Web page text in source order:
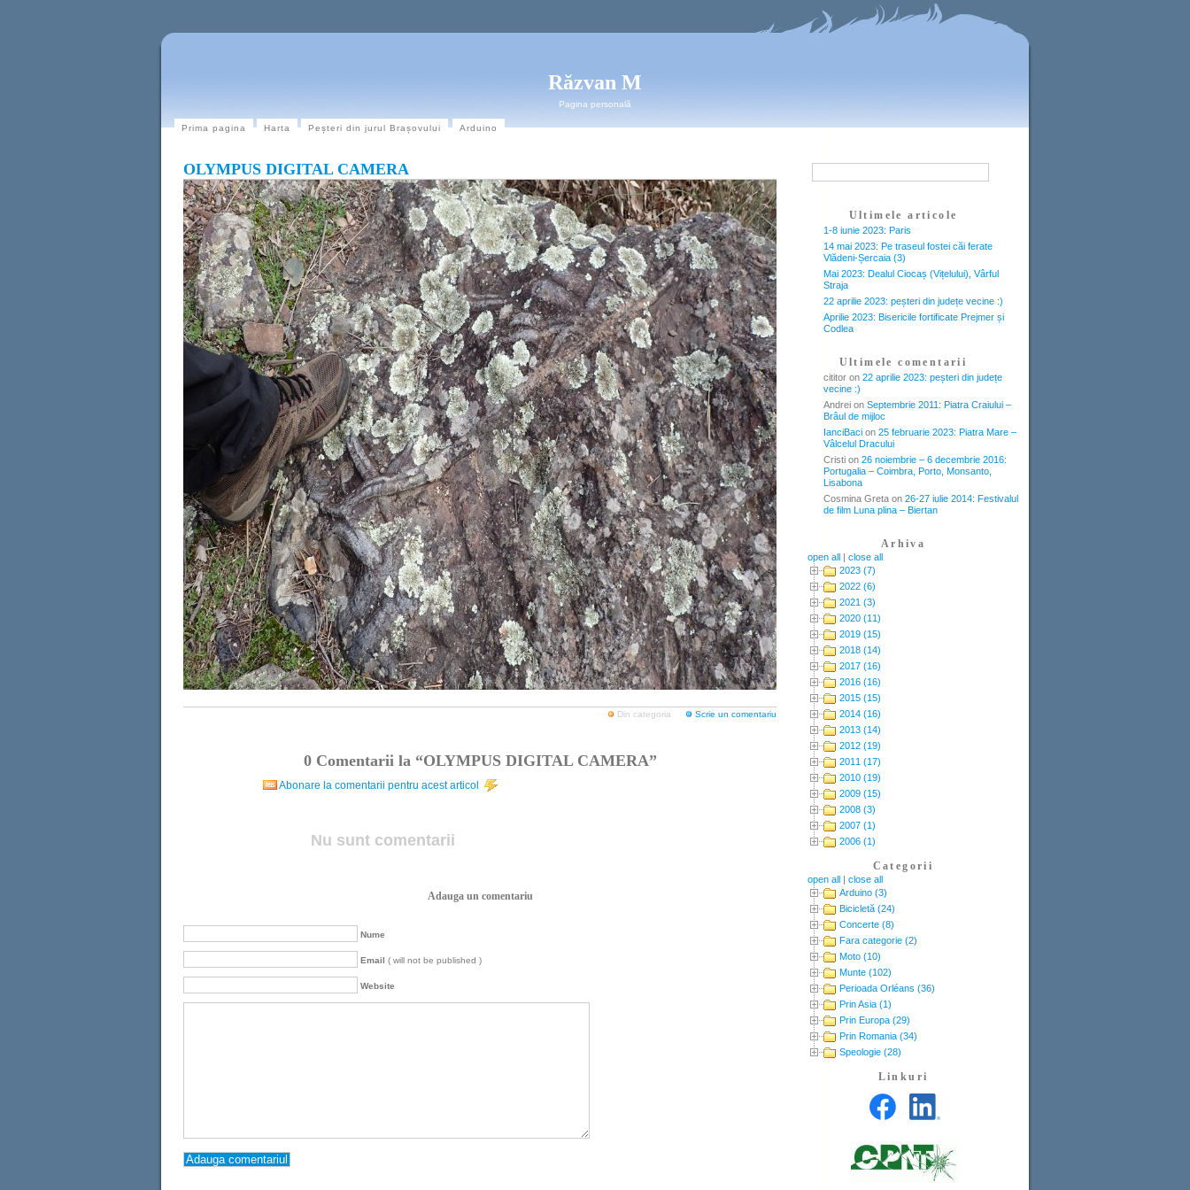
Răzvan M
Pagina personală
Prima pagina Harta Peșteri din jurul Brașovului Arduino
OLYMPUS DIGITAL CAMERA
Din categoria Scrie un comentariu
0Comentarii la “OLYMPUS DIGITAL CAMERA”
Abonare la comentarii pentru acest articol
Nu sunt comentarii
Adauga un comentariu
Nume
Email ( will not be published )
Website
Ultimele articole
1-8 iunie 2023: Paris
14 mai 2023: Pe traseul fostei căi ferate
Vlădeni-Șercaia (3)
Mai 2023: Dealul Ciocaș (Vițelului), Vârful
Straja
22 aprilie 2023: peșteri din județe vecine :)
Aprilie 2023: Bisericile fortificate Prejmer și
Codlea
Ultimele comentarii
cititor on 22 aprilie 2023: peșteri din județe
vecine :)
Andrei on Septembrie 2011: Piatra Craiului –
Brâul de mijloc
IanciBaci on 25 februarie 2023: Piatra Mare –
Vâlcelul Dracului
Cristi on 26 noiembrie – 6 decembrie 2016:
Portugalia – Coimbra, Porto, Monsanto,
Lisabona
Cosmina Greta on 26-27 iulie 2014: Festivalul
de film Luna plina – Biertan
Arhiva
open all | close all
2023 (7)
2022 (6)
2021 (3)
2020 (11)
2019 (15)
2018 (14)
2017 (16)
2016 (16)
2015 (15)
2014 (16)
2013 (14)
2012 (19)
2011 (17)
2010 (19)
2009 (15)
2008 (3)
2007 (1)
2006 (1)
Categorii
open all | close all
Arduino (3)
Bicicletă (24)
Concerte (8)
Fara categorie (2)
Moto (10)
Munte (102)
Perioada Orléans (36)
Prin Asia (1)
Prin Europa (29)
Prin Romania (34)
Speologie (28)
Linkuri